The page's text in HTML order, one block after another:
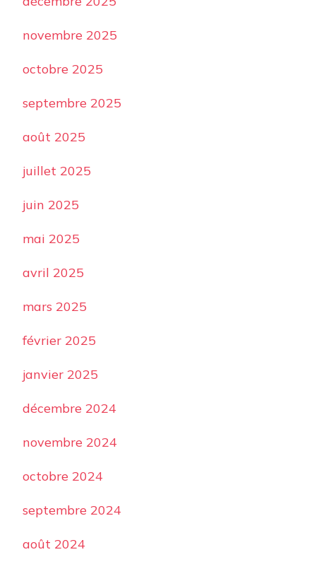
novembre 2025
octobre 2025
septembre 2025
août 2025
juillet 2025
juin 2025
mai 2025
avril 2025
mars 2025
février 2025
janvier 2025
décembre 2024
novembre 2024
octobre 2024
septembre 2024
août 2024